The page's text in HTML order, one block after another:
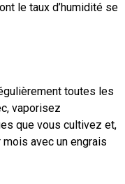
le taux d’humidité se
toutes les
vaporisez
que vous cultivez et,
avec un engrais